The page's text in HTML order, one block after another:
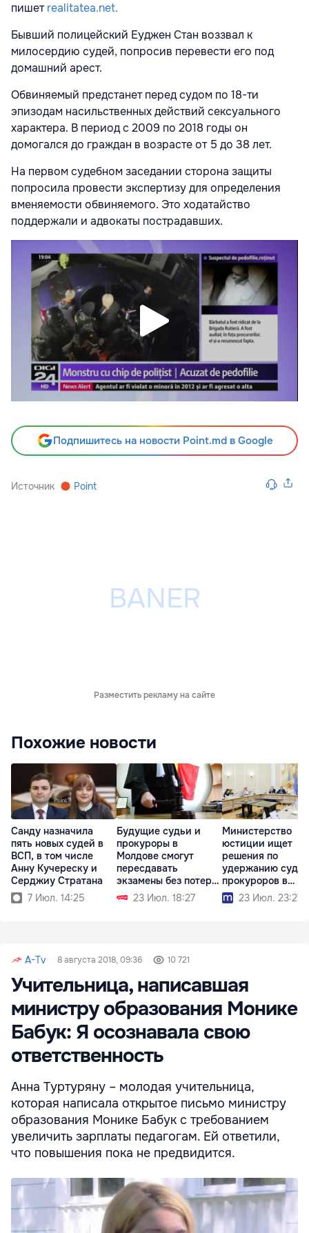
пишетrealitatea.net.
Бывший полицейский Еуджен Стан воззвал к
милосердию судей, попросив перевести его под
домашний арест.
Обвиняемый предстанет перед судом по 18-ти
эпизодам насильственных действий сексуального
характера. В период с 2009 по 2018 годы он
домогался до граждан в возрасте от 5 до 38 лет.
На первом судебном заседании сторона защиты
попросила провести экспертизу для определения
вменяемости обвиняемого. Это ходатайство
поддержали и адвокаты пострадавших.
Подпишитесь на новости Point.md в Google
Источник Point
Разместить рекламу на сайте
Похожие новости
Санду назначила
пять новых судей в
ВСП, в том числе
Анну Кучереску и
Серджиу Стратана
7 Июл. 14:25
Будущие судьи и
прокуроры в
Молдове смогут
пересдавать
экзамены без потери
стипендии
23 Июл. 18:27
Министерство
юстиции ищет
решения по
удержанию
прокуроров в
системе
23 Июл. 23:27
A-Tv 8 августа 2018, 09:36 10 721
Учительница, написавшая
министру образования Монике
Бабук: Я осознавала свою
ответственность
Анна Туртуряну – молодая учительница,
которая написала открытое письмо министру
образования Монике Бабук с требованием
увеличить зарплаты педагогам. Ей ответили,
что повышения пока не предвидится.